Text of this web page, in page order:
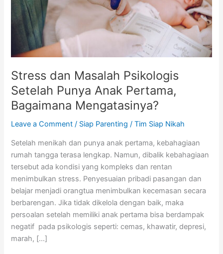
Stress dan Masalah Psikologis
Setelah Punya Anak Pertama,
Bagaimana Mengatasinya?
Leave a Comment / Siap Parenting /Tim Siap Nikah
Setelah menikah dan punya anak pertama, kebahagiaan
rumah tangga terasa lengkap. Namun, dibalik kebahagiaan
tersebut ada kondisi yang kompleks dan rentan
menimbulkan stress. Penyesuaian pribadi pasangan dan
belajar menjadi orangtua menimbulkan kecemasan secara
berbarengan. Jika tidak dikelola dengan baik, maka
persoalan setelah memiliki anak pertama bisa berdampak
negatif pada psikologis seperti: cemas, khawatir, depresi,
marah, […]
Pertama,
Bagaimana
Mengatasinya?